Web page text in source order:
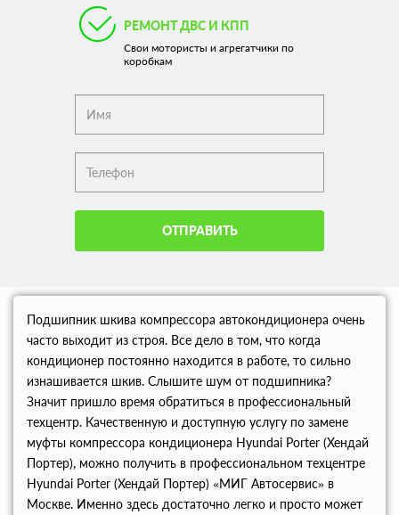
РЕМОНТ ДВС И КПП
Свои мотористы и агрегатчики по
коробкам
ОТПРАВИТЬ
Подшипник шкива компрессора автокондиционера очень
часто выходит из строя. Все дело в том, что когда
кондиционер постоянно находится в работе, то сильно
изнашивается шкив. Слышите шум от подшипника?
Значит пришло время обратиться в профессиональный
техцентр. Качественную и доступную услугу по замене
муфты компрессора кондиционера Hyundai Porter (Хендай
Портер), можно получить в профессиональном техцентре
Hyundai Porter (Хендай Портер) «МИГ Автосервис» в
Москве. Именно здесь достаточно легко и просто может